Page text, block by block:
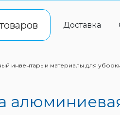
товаров Доставка
инвентарь и материалы для